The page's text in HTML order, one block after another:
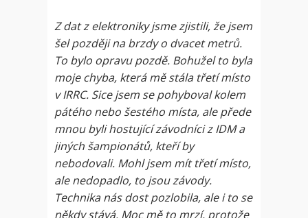
Z dat z elektroniky jsme zjistili, že jsem
šel později na brzdy o dvacet metrů.
To bylo opravu pozdě. Bohužel to byla
moje chyba, která mě stála třetí místo
v IRRC. Sice jsem se pohyboval kolem
pátého nebo šestého místa, ale přede
mnou byli hostující závodníci z IDM a
jiných šampionátů, kteří by
nebodovali. Mohl jsem mít třetí místo,
ale nedopadlo, to jsou závody.
Technika nás dost pozlobila, ale i to se
někdy stává. Moc mě to mrzí, protože